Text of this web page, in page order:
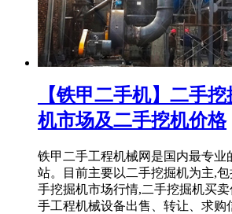
【铁甲二手机】二手
机市场及二手挖机价格
铁甲二手工程机械网是国内最专业
站。目前主要以二手挖掘机为主,
手挖掘机市场行情,二手挖掘机买
手工程机械设备出售、转让、求购